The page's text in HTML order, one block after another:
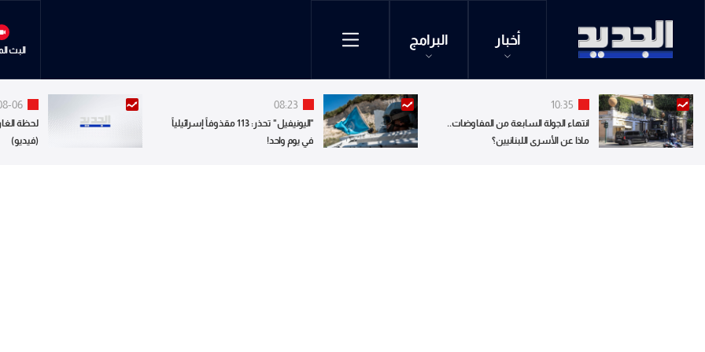
أخبار البرامج
البث
10:35
انتهاء الجولة السابعة من المفاوضات..
ماذا عن الأسرى اللبنانيين؟
08:23
"اليونيفيل" تحذر: 113 مقذوفاً إسرائيلياً
في يوم واحد!
06
لحظة
(فيديو)